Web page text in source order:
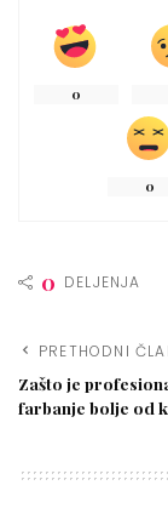
0
0
0 DELJENJA
PRETHODNI
Zašto je
farbanje bolje od